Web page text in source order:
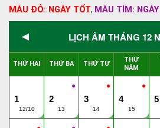
MÀU ĐỎ: NGÀY TỐT, MÀU TÍM:
◄ LỊCH ÂM THÁNG 12
THỨ HAI THỨ BA THỨ TƯ
THỨ
NĂM
1
12/10
●
2
13
●
3
14
●
4
15
5